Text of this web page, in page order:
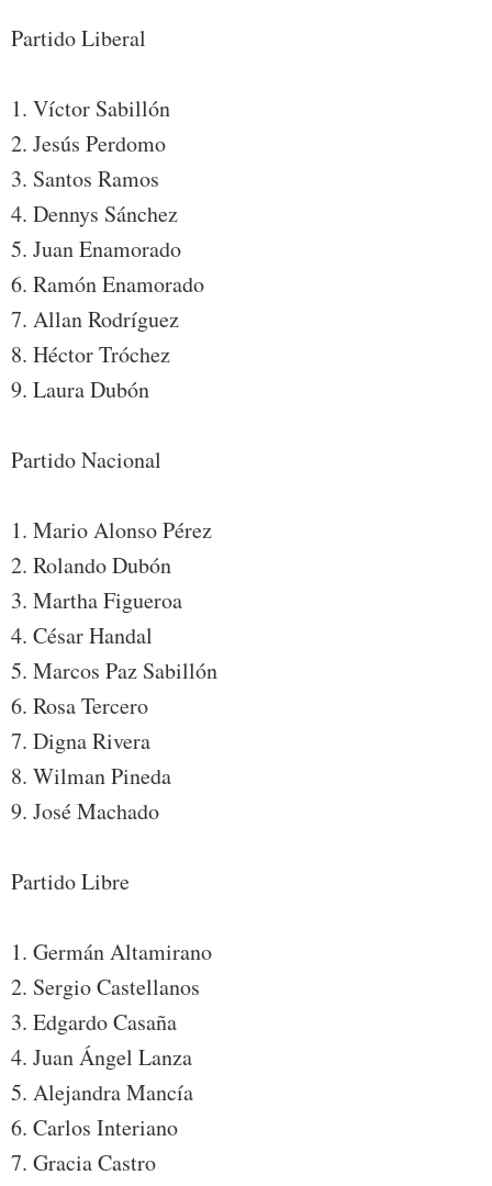
Partido Liberal
1. Víctor Sabillón
2. Jesús Perdomo
3. Santos Ramos
4. Dennys Sánchez
5. Juan Enamorado
6. Ramón Enamorado
7. Allan Rodríguez
8. Héctor Tróchez
9. Laura Dubón
Partido Nacional
1. Mario Alonso Pérez
2. Rolando Dubón
3. Martha Figueroa
4. César Handal
5. Marcos Paz Sabillón
6. Rosa Tercero
7. Digna Rivera
8. Wilman Pineda
9. José Machado
Partido Libre
1. Germán Altamirano
2. Sergio Castellanos
3. Edgardo Casaña
4. Juan Ángel Lanza
5. Alejandra Mancía
6. Carlos Interiano
7. Gracia Castro